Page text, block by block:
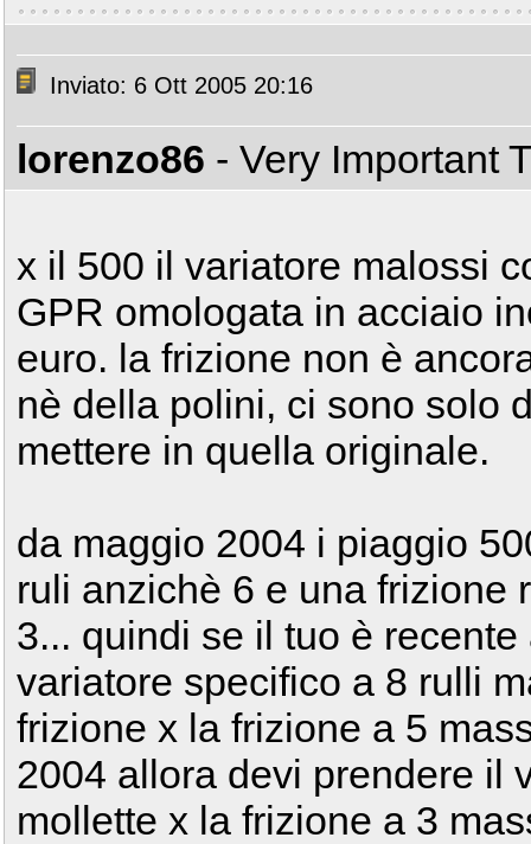
Inviato: 6 Ott 2005 20:16
lorenzo86 - Very Important
x il 500 il variatore malossi
GPR omologata in acciaio
euro. la frizione non è
nè della polini, ci sono solo
mettere in quella originale.
da maggio 2004 i piaggio
ruli anzichè 6 e una frizione
3... quindi se il tuo è
variatore specifico a 8 rulli
frizione x la frizione a 5
2004 allora devi prendere il
mollette x la frizione a 3